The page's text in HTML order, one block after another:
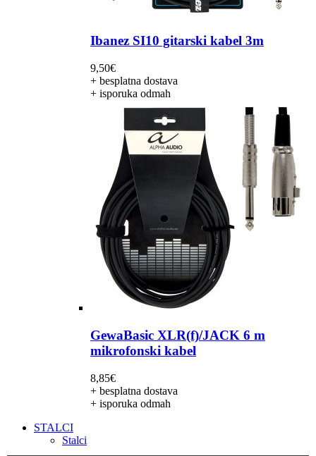
Ibanez SI10 gitarski kabel 3m
9,50€
+ besplatna dostava
+ isporuka odmah
GewaBasic XLR(f)/JACK 6 m
mikrofonski kabel
8,85€
+ besplatna dostava
+ isporuka odmah
STALCI
Stalci